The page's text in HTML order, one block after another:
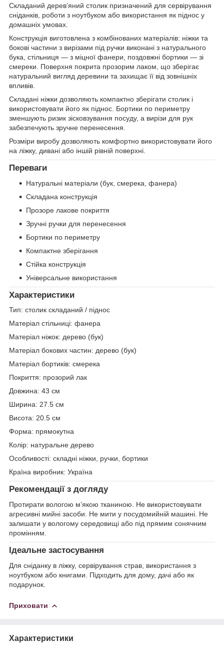
Складаний дерев’яний столик призначений для сервірування
сніданків, роботи з ноутбуком або використання як піднос у
домашніх умовах.
Конструкція виготовлена з комбінованих матеріалів: ніжки та
бокові частини з вирізами під ручки виконані з натурального
бука, стільниця — з міцної фанери, поздовжні бортики — зі
смереки. Поверхня покрита прозорим лаком, що зберігає
натуральний вигляд деревини та захищає її від зовнішніх
впливів.
Складані ніжки дозволяють компактно зберігати столик і
використовувати його як піднос. Бортики по периметру
зменшують ризик зісковзування посуду, а вирізи для рук
забезпечують зручне перенесення.
Розміри виробу дозволяють комфортно використовувати його
на ліжку, дивані або іншій рівній поверхні.
Переваги
Натуральні матеріали (бук, смерека, фанера)
Складана конструкція
Прозоре лакове покриття
Зручні ручки для перенесення
Бортики по периметру
Компактне зберігання
Стійка конструкція
Універсальне використання
Характеристики
Тип: столик складаний / піднос
Матеріал стільниці: фанера
Матеріал ніжок: дерево (бук)
Матеріал бокових частин: дерево (бук)
Матеріал бортиків: смерека
Покриття: прозорий лак
Довжина: 43 см
Ширина: 27.5 см
Висота: 20.5 см
Форма: прямокутна
Колір: натуральне дерево
Особливості: складні ніжки, ручки, бортики
Країна виробник: Україна
Рекомендації з догляду
Протирати вологою м’якою тканиною. Не використовувати
агресивні мийні засоби. Не мити у посудомийній машині. Не
залишати у вологому середовищі або під прямим сонячним
промінням.
Ідеальне застосування
Для сніданку в ліжку, сервірування страв, використання з
ноутбуком або книгами. Підходить для дому, дачі або як
подарунок.
Приховати
Характеристики